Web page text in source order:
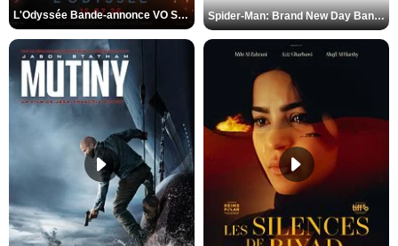
L'Odyssée Bande-annonce VO STFR Spider-Man: Brand New Day Bande-annonce VO STFR